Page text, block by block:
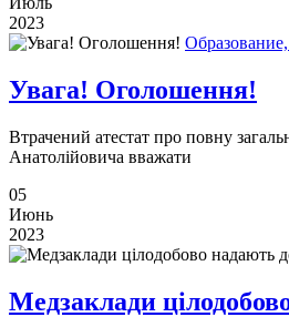
2023
Увага! Оголошення!
Втрачений атестат про повну
Анатолійовича вважати
05
Июнь
2023
Медзаклади